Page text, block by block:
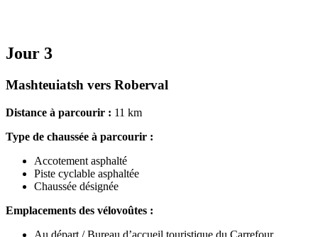
Jour 3
Mashteuiatsh vers Roberval
Distance à parcourir : 11 km
Type de chaussée à parcourir :
Accotement asphalté
Piste cyclable asphaltée
Chaussée désignée
Emplacements des vélovoûtes :
Au départ / Bureau d’accueil touristique du Carrefour